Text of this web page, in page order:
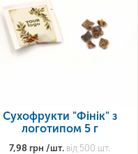
Сухофрукти "Фінік" з
логотипом 5 г
7,98 грн /шт. від 500 шт.